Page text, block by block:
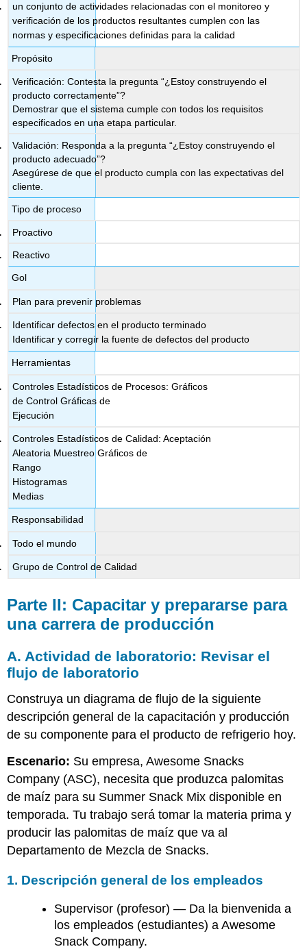
un conjunto de actividades relacionadas con el monitoreo y
verificación de los productos resultantes cumplen con las
normas y especificaciones definidas para la calidad
Propósito
Verificación: Contesta la pregunta “¿Estoy construyendo el
producto correctamente”?
Demostrar que el sistema cumple con todos los requisitos
especificados en una etapa particular.
Validación: Responda a la pregunta “¿Estoy construyendo el
producto adecuado”?
Asegúrese de que el producto cumpla con las expectativas del
cliente.
Tipo de proceso
Proactivo
Reactivo
Gol
Plan para prevenir problemas
Identificar defectos en el producto terminado
Identificar y corregir la fuente de defectos del producto
Herramientas
Controles Estadísticos de Procesos: Gráficos
de Control Gráficas de
Ejecución
Controles Estadísticos de Calidad: Aceptación
Aleatoria Muestreo Gráficos de
Rango
Histogramas
Medias
Responsabilidad
Todo el mundo
Grupo de Control de Calidad
Parte II: Capacitar y prepararse para
una carrera de producción
A. Actividad de laboratorio: Revisar el
flujo de laboratorio
Construya un diagrama de flujo de la siguiente
descripción general de la capacitación y producción
de su componente para el producto de refrigerio hoy.
Escenario: Su empresa, Awesome Snacks
Company (ASC), necesita que produzca palomitas
de maíz para su Summer Snack Mix disponible en
temporada. Tu trabajo será tomar la materia prima y
producir las palomitas de maíz que va al
Departamento de Mezcla de Snacks.
1. Descripción general de los empleados
Supervisor (profesor) — Da la bienvenida a
los empleados (estudiantes) a Awesome
Snack Company.